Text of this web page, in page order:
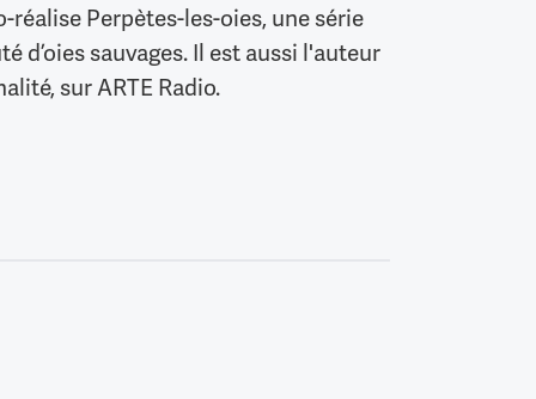
Perpètes-les-oies, une série
d’oies sauvages. Il est aussi l'auteur
sur ARTE Radio.